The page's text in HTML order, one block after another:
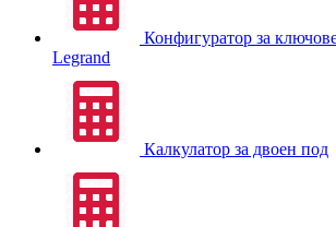
Конфигуратор за
Legrand
Калкулатор за двоен под